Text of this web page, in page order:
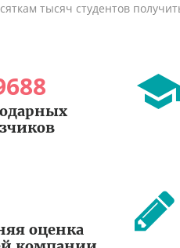
тысяч студентов
оценка